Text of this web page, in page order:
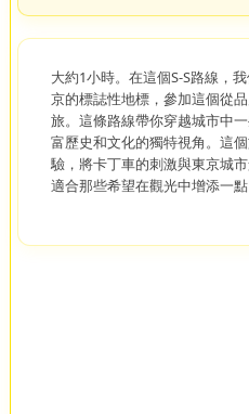
大約1小時。在這個S-S路線，
京的標誌性地標，參加這個從
旅。這條路線帶你穿越城市中
富歷史和文化的獨特視角。這
驗，將卡丁車的刺激與東京城
適合那些希望在觀光中增添一點